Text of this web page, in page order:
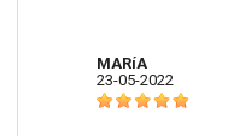
MARíA
23-05-2022